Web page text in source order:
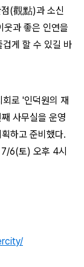
점(觀點)과 소신
과 좋은 인연을
겁게 할 수 있길 바
회로 '인덕원의 재
사무실을 운영
하고 준비했다.
6(토) 오후 4시